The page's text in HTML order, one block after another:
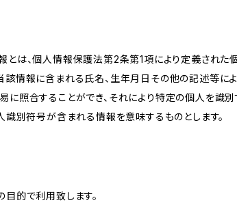
とは、個人情報保護法第2条第1項により定義された
該情報に含まれる氏名、生年月日その他の記述等に
に照合することができ、それにより特定の個人を識別
識別符号が含まれる情報を意味するものとします。
目的で利用致します。